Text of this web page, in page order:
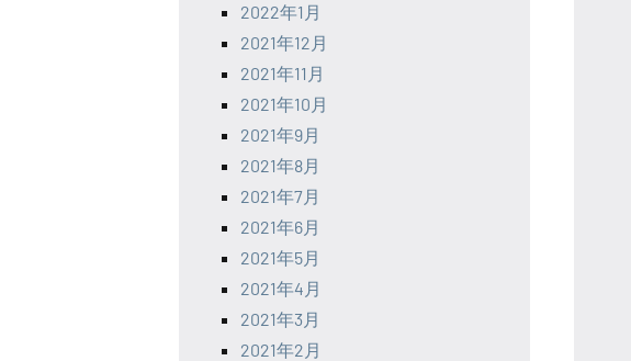
2022年1月
2021年12月
2021年11月
2021年10月
2021年9月
2021年8月
2021年7月
2021年6月
2021年5月
2021年4月
2021年3月
2021年2月